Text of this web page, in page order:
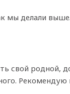
мы делали выше.
свой родной,